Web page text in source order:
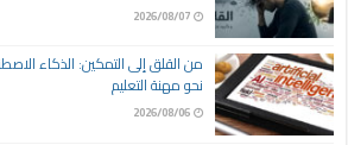
2026/08/07
من القلق إلى التمكين: الذكاء
نحو مهنة التعليم
2026/08/06